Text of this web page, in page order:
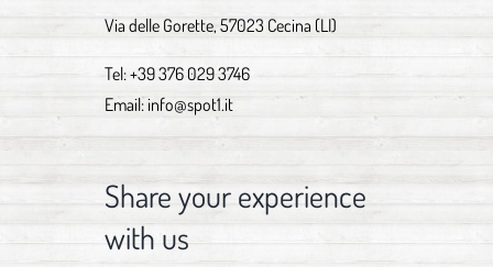
Via delle Gorette, 57023 Cecina (LI)
Tel:+39 376 029 3746
Email: info@spot1.it
Share your experience
with us